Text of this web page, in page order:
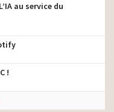
au service du
!